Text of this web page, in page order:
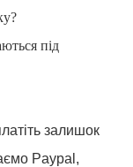
під
залишок
Paypal,